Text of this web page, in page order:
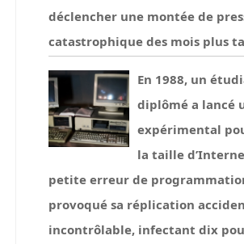
déclencher une montée de
catastrophique des mois plus
En 1988, un
diplômé a lancé
expérimental
la taille
petite erreur de
provoqué sa réplication
incontrôlable, infectant dix